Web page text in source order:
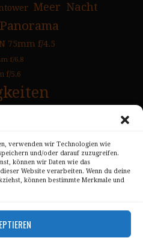
verwenden wir Technologien wie
und/oder darauf zuzugreifen.
können wir Daten wie das
Website verarbeiten. Wenn du deine
können bestimmte Merkmale und
Meer Nacht
Panorama
75mm f/4.5
f/6.8
f/5.6
USA USA Ostküste
Überblick